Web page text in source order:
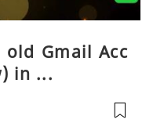
Gmail Acc
in ...